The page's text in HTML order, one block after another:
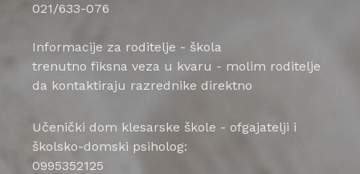
021/633-076
Informacije za roditelje - škola
trenutno fiksna veza u kvaru - molim roditelje
da kontaktiraju razrednike direktno
Učenički dom klesarske škole - ofgajatelji i
školsko-domski psiholog:
0995352125